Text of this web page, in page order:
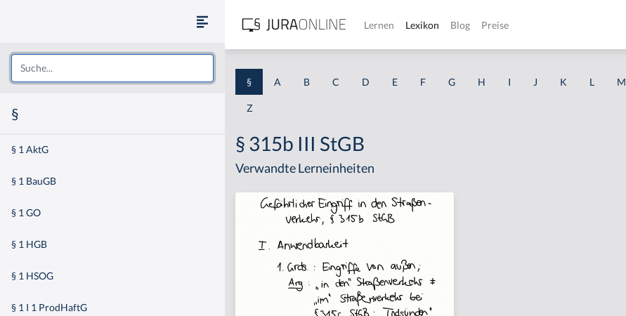
§
§ 1 AktG
§ 1 BauGB
§ 1 GO
§ 1 HGB
§ 1 HSOG
§ 1 I 1 ProdHaftG
Lernen Lexikon Blog Preise
§ A B C D E F G H I J K L M
Z
§ 315b III StGB
Verwandte Lerneinheiten